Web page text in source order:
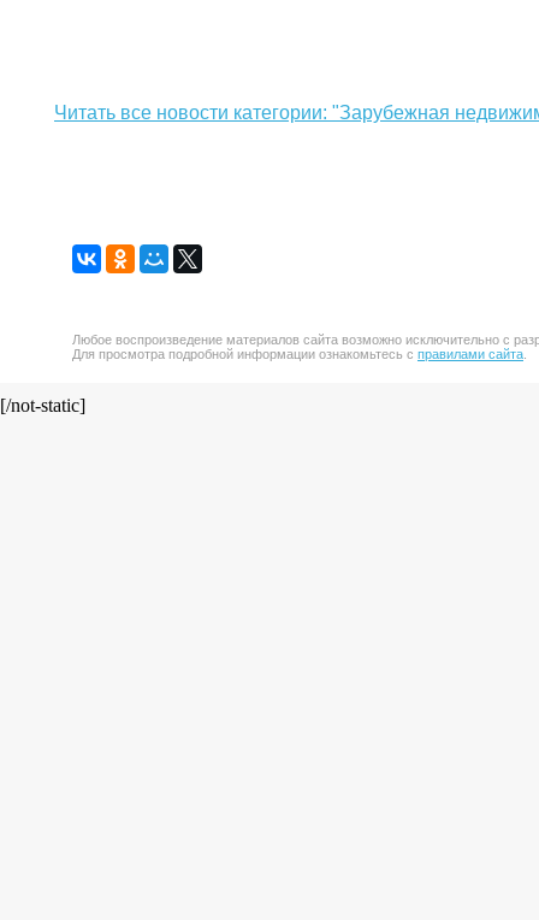
Читать все новости категории: "Зарубежная
Любое воспроизведение материалов сайта возможно исключительно с
Для просмотра подробной информации ознакомьтесь с правилами сайта
[/not-static]